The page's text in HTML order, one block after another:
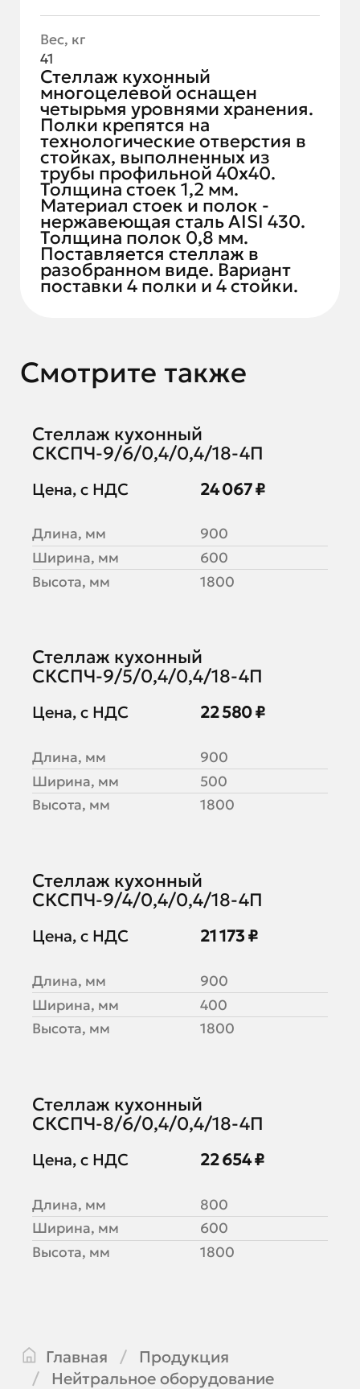
Вес, кг
41
Стеллаж кухонный
многоцелевой оснащен
четырьмя уровнями хранения.
Полки крепятся на
технологические отверстия в
стойках, выполненных из
трубы профильной 40х40.
Толщина стоек 1,2 мм.
Материал стоек и полок -
нержавеющая сталь AISI 430.
Толщина полок 0,8 мм.
Поставляется стеллаж в
разобранном виде. Вариант
поставки 4 полки и 4 стойки.
Смотрите также
Стеллаж кухонный
СКСПЧ-9/6/0,4/0,4/18-4П
Цена, с НДС 24 067 ₽
Длина, мм
900
Ширина, мм
600
Высота, мм
1800
Стеллаж кухонный
СКСПЧ-9/5/0,4/0,4/18-4П
Цена, с НДС 22 580 ₽
Длина, мм
900
Ширина, мм
500
Высота, мм
1800
Стеллаж кухонный
СКСПЧ-9/4/0,4/0,4/18-4П
Цена, с НДС 21 173 ₽
Длина, мм
900
Ширина, мм
400
Высота, мм
1800
Стеллаж кухонный
СКСПЧ-8/6/0,4/0,4/18-4П
Цена, с НДС 22 654 ₽
Длина, мм
800
Ширина, мм
600
Высота, мм
1800
Главная
Продукция
Нейтральное оборудование